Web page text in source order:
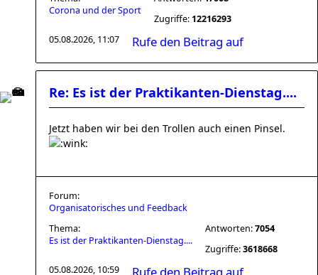
Corona und der Sport
Zugriffe: 12216293
05.08.2026, 11:07
Rufe den Beitrag auf
Re: Es ist der Praktikanten-Dienstag....
Jetzt haben wir bei den Trollen auch einen Pinsel.
Forum:
Organisatorisches und Feedback
Thema:
Es ist der Praktikanten-Dienstag....
Antworten:7054
Zugriffe:3618668
05.08.2026, 10:59